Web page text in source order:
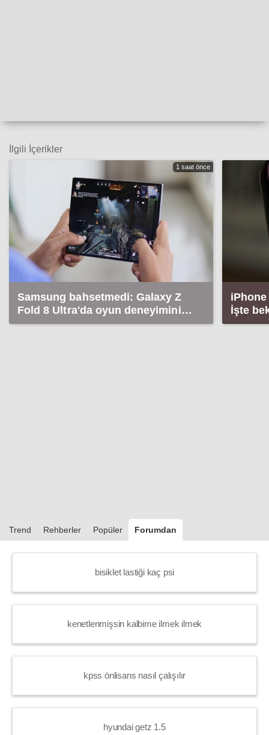
İlgili İçerikler
1 saat önce
Samsung bahsetmedi: Galaxy Z
Fold 8 Ultra'da oyun deneyimini
etkileyecek detay!
iPhone
İşte
Trend Rehberler Popüler Forumdan
bisiklet lastiği kaç psi
kenetlenmişsin kalbime ilmek ilmek
kpss önlisans nasıl çalışılır
hyundai getz 1.5